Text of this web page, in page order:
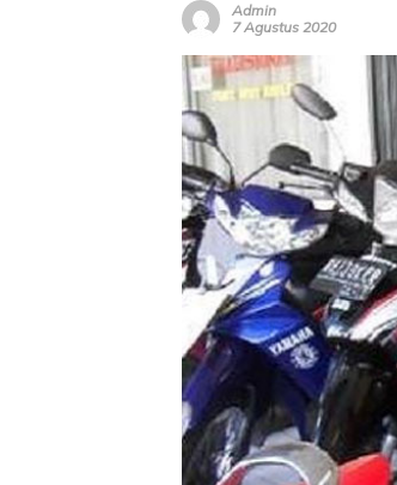
Admin
7 Agustus 2020